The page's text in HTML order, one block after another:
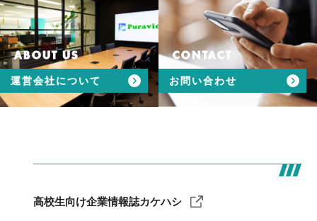
ABOUT US
運営会社について
CONTACT
お問い合わせ
高校生向け企業情報誌カケハシ